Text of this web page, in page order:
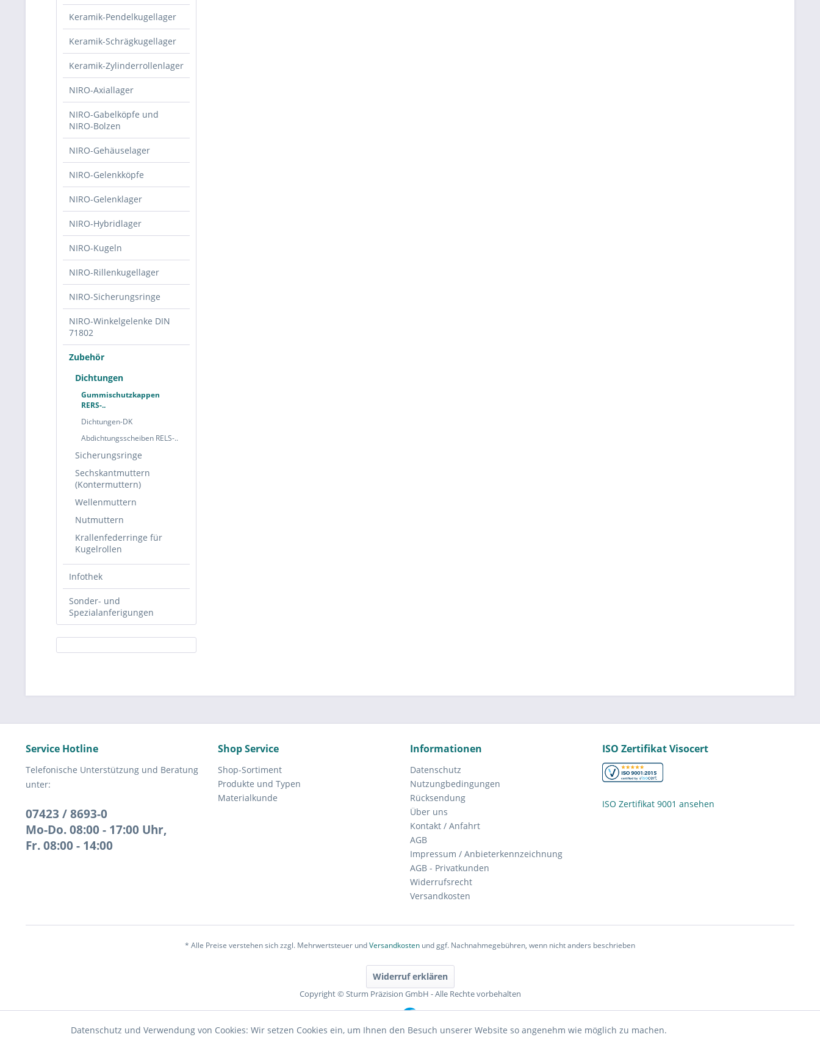
Keramik-Pendelkugellager
Keramik-Schrägkugellager
Keramik-Zylinderrollenlager
NIRO-Axiallager
NIRO-Gabelköpfe und
NIRO-Bolzen
NIRO-Gehäuselager
NIRO-Gelenkköpfe
NIRO-Gelenklager
NIRO-Hybridlager
NIRO-Kugeln
NIRO-Rillenkugellager
NIRO-Sicherungsringe
NIRO-Winkelgelenke DIN
71802
Zubehör
Dichtungen
Gummischutzkappen
RERS-..
Dichtungen-DK
Abdichtungsscheiben RELS-..
Sicherungsringe
Sechskantmuttern
(Kontermuttern)
Wellenmuttern
Nutmuttern
Krallenfederringe für
Kugelrollen
Infothek
Sonder- und
Spezialanferigungen
Service Hotline
Telefonische Unterstützung und Beratung
unter:
07423 / 8693-0
Mo-Do. 08:00 - 17:00 Uhr,
Fr. 08:00 - 14:00
Shop Service
Shop-Sortiment
Produkte und Typen
Materialkunde
Informationen
Datenschutz
Nutzungbedingungen
Rücksendung
Über uns
Kontakt / Anfahrt
AGB
Impressum / Anbieterkennzeichnung
AGB - Privatkunden
Widerrufsrecht
Versandkosten
ISO Zertifikat Visocert
ISO Zertifikat 9001 ansehen
* Alle Preise verstehen sich zzgl. Mehrwertsteuer undVersandkosten und ggf. Nachnahmegebühren, wenn nicht anders beschrieben
Widerruf erklären
Copyright © Sturm Präzision GmbH - Alle Rechte vorbehalten
Datenschutz und Verwendung von Cookies: Wir setzen Cookies ein, um Ihnen den Besuch unserer Website so angenehm wie möglich zu machen.